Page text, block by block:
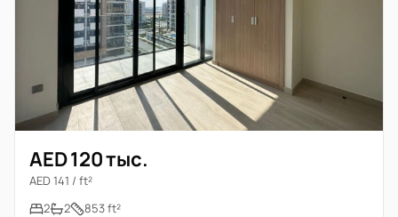
AED 120 тыс.
AED 141 / ft²
2
2 853 ft²